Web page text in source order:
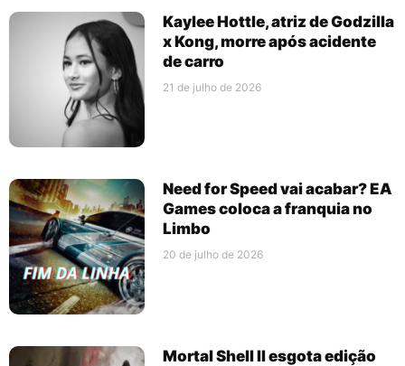
Kaylee Hottle, atriz de Godzilla
x Kong, morre após acidente
de carro
21 de julho de 2026
Need for Speed vai acabar? EA
Games coloca a franquia no
Limbo
20 de julho de 2026
Mortal Shell II esgota edição